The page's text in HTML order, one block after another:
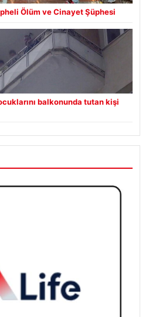
Ölüm ve Cinayet Şüphesi
balkonunda tutan kişi